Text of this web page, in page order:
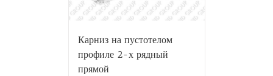
Карниз на пустотелом
профиле 2-х рядный
прямой